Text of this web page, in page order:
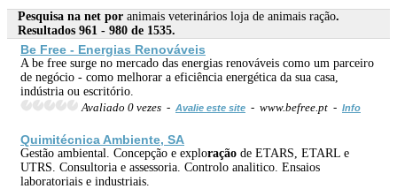
Pesquisa na net por animais veterinários loja de animais ração.
Resultados 961 - 980 de 1535.
Be Free - Energias Renováveis
A be free surge no mercado das energias renováveis como um parceiro
de negócio - como melhorar a eficiência energética da sua casa,
indústria ou escritório.
Avaliado 0 vezes - Avalie este site - www.befree.pt - Info
Quimitécnica Ambiente, SA
Gestão ambiental. Concepção e exploração de ETARS, ETARL e
UTRS. Consultoria e assessoria. Controlo analitico. Ensaios
laboratoriais e industriais.